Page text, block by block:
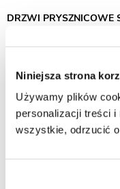
Niniejsza strona
Używamy plików
personalizacji treści
wszystkie, odrzucić
DRZWI PRYSZNICOWE
Bezpieczne szkło
Drzwi prysznicowe
grafitowe i czarny mat
Nowoczesne drzwi
połączenie elegancji i
hartowane o grubości 8
przydymiony wygląd, który
wprowadzają